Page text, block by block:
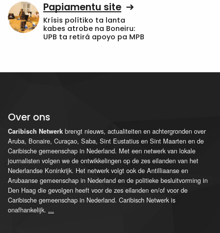
Papiamentu site
Krísis polítiko ta lanta
kabes atrobe na Boneiru:
UPB ta retirá apoyo pa MPB
Over ons
Caribisch Netwerk brengt nieuws, actualiteiten en achtergronden over
Aruba, Bonaire, Curaçao, Saba, Sint Eustatius en Sint Maarten en de
Caribische gemeenschap in Nederland. Met een netwerk van lokale
journalisten volgen we de ontwikkelingen op de zes eilanden van het
Nederlandse Koninkrijk. Het netwerk volgt ook de Antilliaanse en
Arubaanse gemeenschap in Nederland en de politieke besluitvorming in
Den Haag die gevolgen heeft voor de zes eilanden en/of voor de
Caribische gemeenschap in Nederland. Caribisch Netwerk is
onafhankelijk. ...